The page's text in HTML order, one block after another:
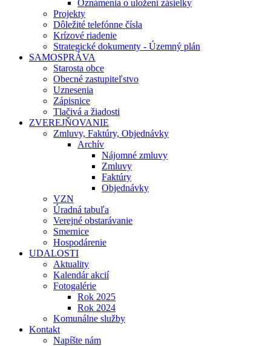
Oznámenia o uložení zásielky
Projekty
Dôležité telefónne čísla
Krízové riadenie
Strategické dokumenty - Územný plán
SAMOSPRÁVA
Starosta obce
Obecné zastupiteľstvo
Uznesenia
Zápisnice
Tlačivá a žiadosti
ZVEREJŇOVANIE
Zmluvy, Faktúry, Objednávky
Archív
Nájomné zmluvy
Zmluvy
Faktúry
Objednávky
VZN
Úradná tabuľa
Verejné obstarávanie
Smernice
Hospodárenie
UDALOSTI
Aktuality
Kalendár akcií
Fotogalérie
Rok 2025
Rok 2024
Komunálne služby
Kontakt
Napíšte nám